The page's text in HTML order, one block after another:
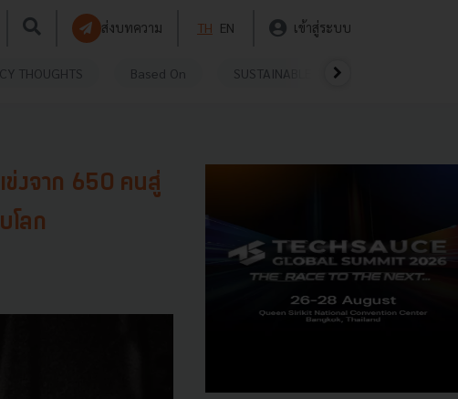
ส่งบทความ TH EN เข้าสู่ระบบ
THOUGHTS Based On SUSTAINABLE
ข่งจาก 650 คนสู่
โลก